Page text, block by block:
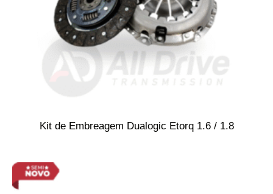
Kit de Embreagem Dualogic Etorq 1.6 / 1.8